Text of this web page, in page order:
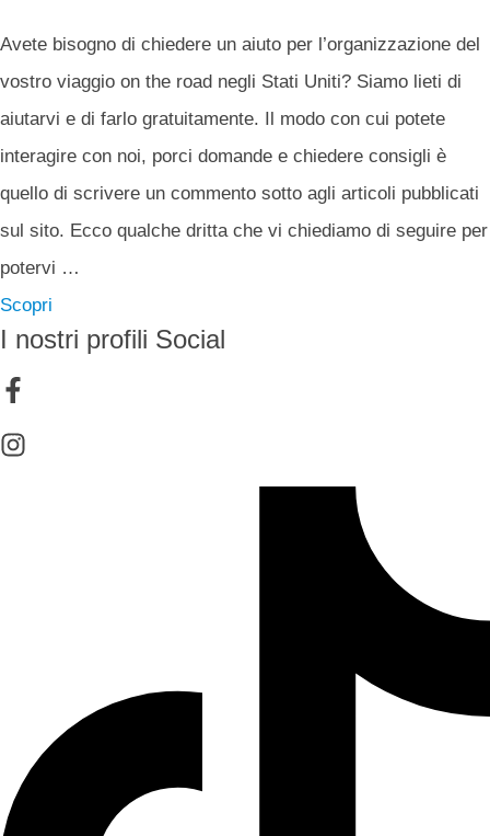
Avete bisogno di chiedere un aiuto per l’organizzazione del
vostro viaggio on the road negli Stati Uniti? Siamo lieti di
aiutarvi e di farlo gratuitamente. Il modo con cui potete
interagire con noi, porci domande e chiedere consigli è
quello di scrivere un commento sotto agli articoli pubblicati
sul sito. Ecco qualche dritta che vi chiediamo di seguire per
potervi …
Scopri
I nostri profili Social